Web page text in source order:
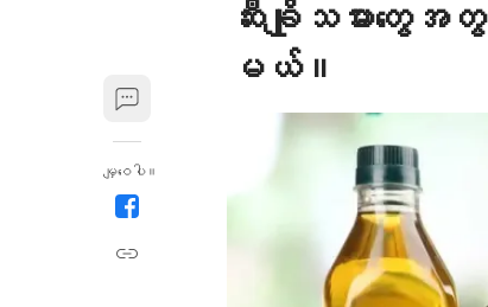
မျှဝေပါ။
ဆီးချိုသမားတွေ
မယ်။